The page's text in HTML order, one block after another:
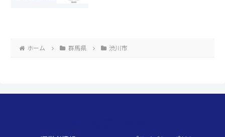
ホーム 群馬県 渋川市